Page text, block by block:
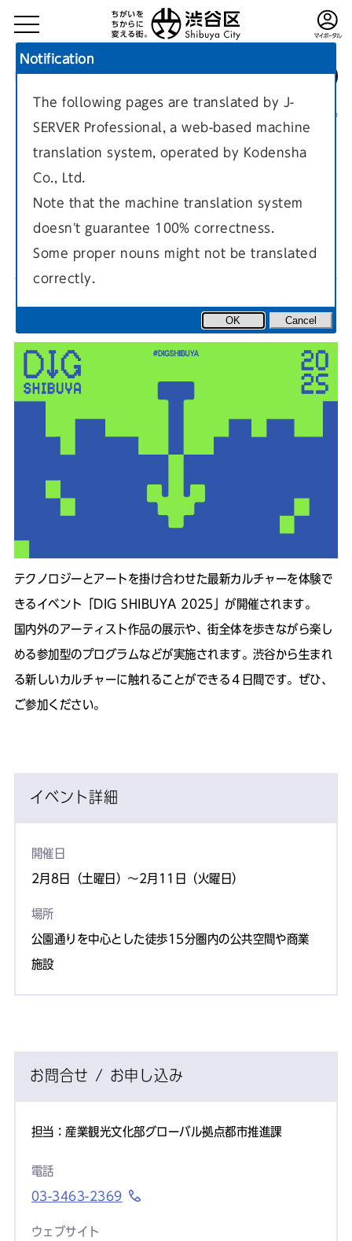
現在のページ
DIG SHIBUYA 2025
テクノロジーとアートを掛け合わせた最新カルチャーを体験で
きるイベント「DIG SHIBUYA 2025」が開催されます。
国内外のアーティスト作品の展示や、街全体を歩きながら楽し
める参加型のプログラムなどが実施されます。渋谷から生まれ
る新しいカルチャーに触れることができる４日間です。ぜひ、
ご参加ください。
イベント詳細
開催日
2月8日（土曜日）～2月11日（火曜日）
場所
公園通りを中心とした徒歩15分圏内の公共空間や商業
施設
お問合せ / お申し込み
担当：産業観光文化部グローバル拠点都市推進課
電話
03-3463-2369
ウェブサイト
Notification
The following pages are translated by J-
SERVER Professional, a web-based machine
translation system, operated by Kodensha
Co., Ltd.
Note that the machine translation system
doesn't guarantee 100% correctness.
Some proper nouns might not be translated
correctly.
OK Cancel